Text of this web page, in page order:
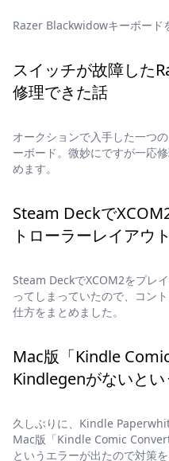
Razer Blackwidowキーボード
スイッチが故障した
修理できた話
オークションで入手した一つ
ーボード。微妙にですが一応
めます。
Steam Deckで
トローラーレイアウト
Steam DeckでXCOM2をプレ
ってしまっていたので、コン
仕方をまとめました。
Mac版「Kindle
Kindlegenがないと
久しぶりに、Kindle
Mac版「Kindle Comic
というエラーが出たので対策を